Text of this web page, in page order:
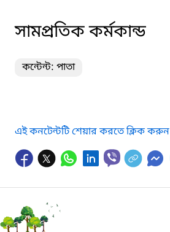
সামপ্রতিক কর্মকান্ড
কন্টেন্ট: পাতা
এই কনটেন্টটি শেয়ার করতে ক্লিক করুন